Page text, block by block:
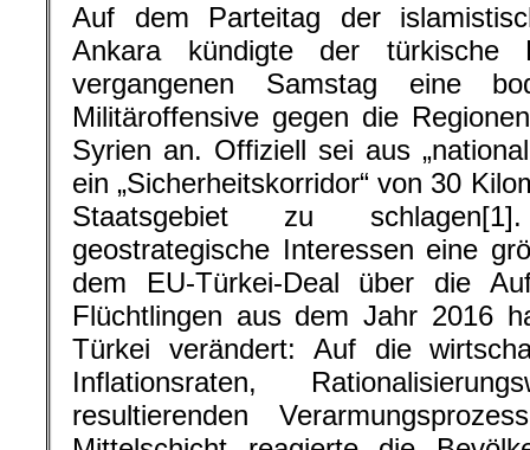
Auf dem Parteitag der
Ankara kündigte der türkische
vergangenen Samstag eine
Militäroffensive gegen die
Syrien an. Offiziell sei aus
ein „Sicherheitskorridor“ von 30
Staatsgebiet zu
geostrategische Interessen eine
dem EU-Türkei-Deal über die
Flüchtlingen aus dem Jahr 2016
Türkei verändert: Auf die
Inflationsraten,
resultierenden